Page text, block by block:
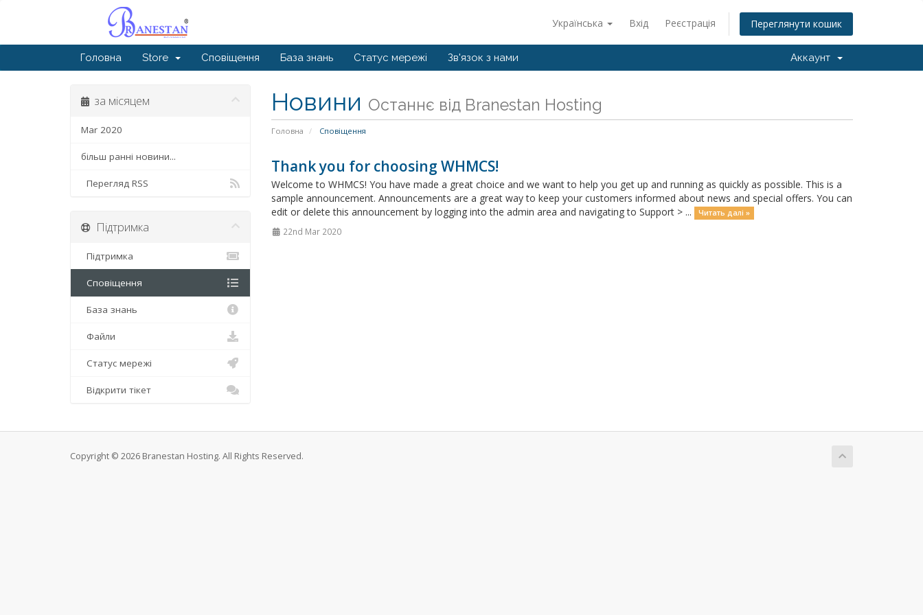
Українська Вхід Реєстрація Переглянути кошик
Головна Store Сповіщення База знань Статус мережі Зв'язок з нами Аккаунт
Новини Останнє від Branestan Hosting
Головна Сповіщення
за місяцем
Mar 2020
більш ранні новини...
Перегляд RSS
Thank you for choosing WHMCS!
Welcome to WHMCS! You have made a great choice and we want to help you get up and running as quickly as possible. This is a
sample announcement. Announcements are a great way to keep your customers informed about news and special offers. You can
edit or delete this announcement by logging into the admin area and navigating to Support > ...
Читать далі »
22nd Mar 2020
Підтримка
Підтримка
Сповіщення
База знань
Файли
Статус мережі
Відкрити тікет
Copyright © 2026 Branestan Hosting. All Rights Reserved.